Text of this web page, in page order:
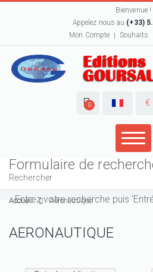
Bienvenue !
Appelez nous au (+33)
Mon Compte
Souhaits
0 €
Formulaire de
Rechercher
Accueil Aéronautique
AÉRONAUTIQUE